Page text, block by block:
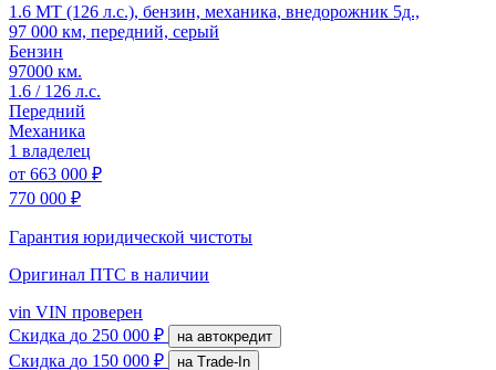
1.6 MT (126 л.с.), бензин, механика, внедорожник 5д.,
97 000 км, передний, серый
Бензин
97000 км.
1.6 / 126 л.с.
Передний
Механика
1 владелец
от 663 000 ₽
770 000 ₽
Гарантия юридической чистоты
Оригинал ПТС в наличии
vin VIN проверен
Скидка до 250 000 ₽ на автокредит
Скидка до 150 000 ₽ на Trade-In